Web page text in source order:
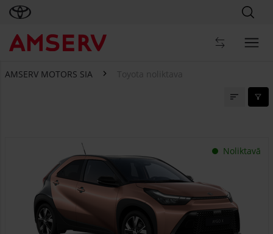
AMSERV MOTORS SIA Toyota noliktava
Noliktavā